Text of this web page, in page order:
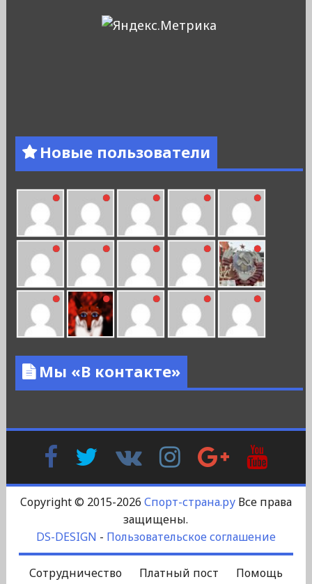
Новые пользователи
Мы «В контакте»
FacebookTwitter
Контакте
InstagramGoogle
Plus
Copyright © 2015-2026 Спорт-страна.руВсе права
защищены.
DS-DESIGN - Пользовательское соглашение
Сотрудничество Платный пост
Помощь